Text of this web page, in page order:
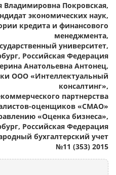
Владимировна Покровская,
экономических наук,
кредита и финансового
менеджмента,
университет,
Российская Федерация
Анатольевна Антонец,
ООО «Интеллектуальный
консалтинг»,
партнерства
оценщиков «СМАО»
«Оценка бизнеса»,
Российская Федерация
бухгалтерский учет
№11 (353) 2015